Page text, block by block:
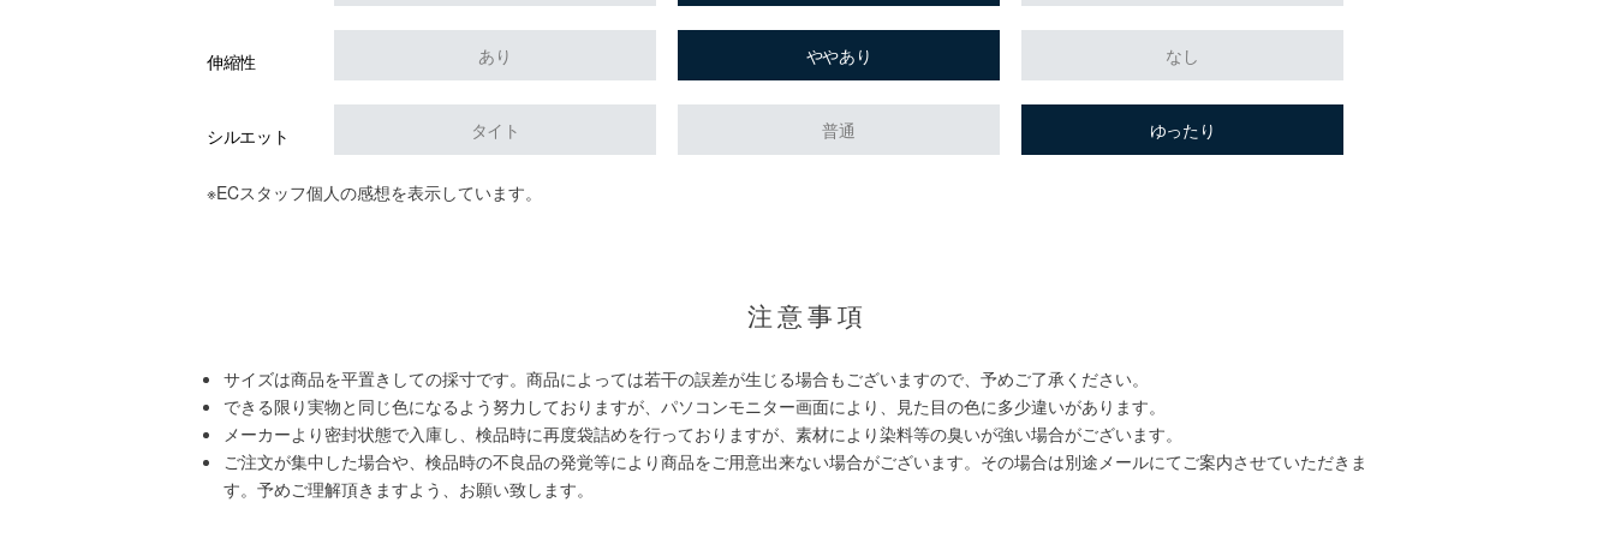
伸縮性 あり ややあり なし
シルエット タイト 普通 ゆったり
※ECスタッフ個人の感想を表示しています。
注意事項
サイズは商品を平置きしての採寸です。商品によっては若干の誤差が生じる場合もございますので、予めご了承ください。
できる限り実物と同じ色になるよう努力しておりますが、パソコンモニター画面により、見た目の色に多少違いがあります。
メーカーより密封状態で入庫し、検品時に再度袋詰めを行っておりますが、素材により染料等の臭いが強い場合がございます。
ご注文が集中した場合や、検品時の不良品の発覚等により商品をご用意出来ない場合がございます。その場合は別途メールにてご案内させていただきま
す。予めご理解頂きますよう、お願い致します。